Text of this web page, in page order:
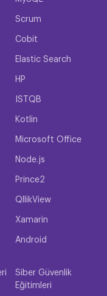
Scrum
Cobit
Elastic Search
HP
ISTQB
Kotlin
Microsoft Office
Node.js
Prince2
QllikView
Xamarin
Android
Siber Güvenlik
Eğitimleri